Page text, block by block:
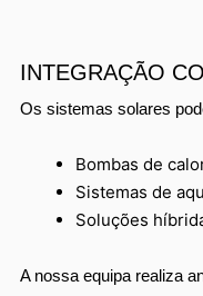
INTEGRAÇÃO
Os sistemas solares
Bombas de
Sistemas de
Soluções
A nossa equipa realiza